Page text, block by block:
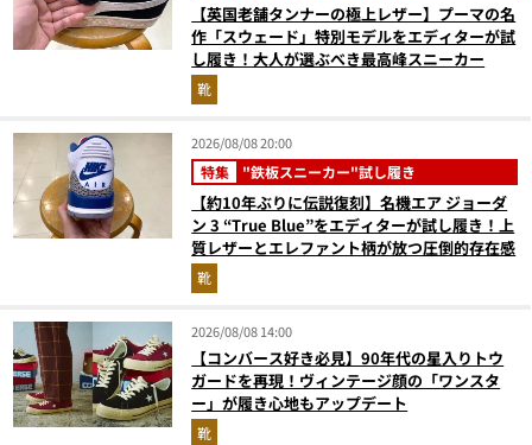
【英国老舗タンナーの極上レザー】プーマの名
作「スウェード」特別モデルをエディターが試
し履き！大人が選ぶべき最高峰スニーカー
靴
2026/08/08 20:00
特集 "鉄板スニーカー"試し履き
【約10年ぶりに伝説復刻】名機エア ジョーダ
ン 3 “True Blue”をエディターが試し履き！上
質レザーとエレファント柄が放つ圧倒的存在感
靴
2026/08/08 14:00
【コンバース好き必見】90年代の星入りトウ
ガードを再現！ヴィンテージ顔の「ワンスタ
ー」が履き心地もアップデート
靴